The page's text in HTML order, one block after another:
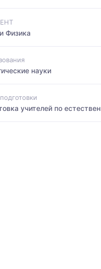
Физика
науки
учителей по